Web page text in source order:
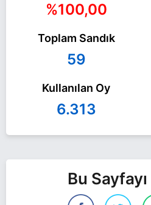
%100,00
Toplam Sandık
59
Kullanılan Oy
6.313
Bu Sayfayı